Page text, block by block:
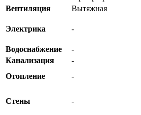
Вентиляция
Вытяжная
Электрика -
Водоснабжение
-
Канализация
-
Отопление
-
Стены -